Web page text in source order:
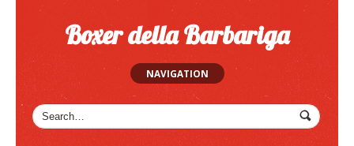
Boxer della Barbariga
NAVIGATION